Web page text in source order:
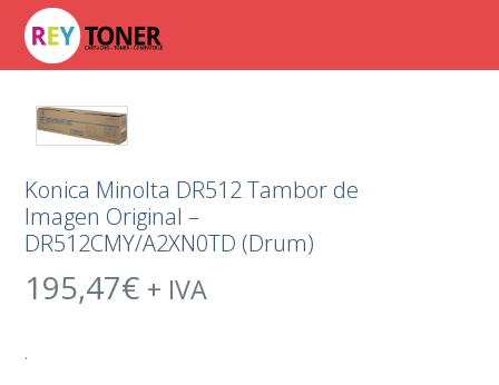
Konica Minolta DR512 Tambor de
Imagen Original –
DR512CMY/A2XN0TD (Drum)
195,47€ + IVA
.